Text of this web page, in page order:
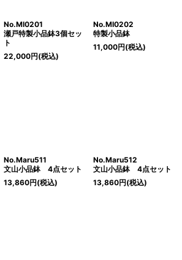
No.MI0201
瀬戸特製小品鉢3個セッ
ト
22,000円(税込)
No.MI0202
特製小品鉢
11,000円(税込)
No.Maru511
文山小品鉢 4点セット
13,860円(税込)
No.Maru512
文山小品鉢 4点セット
13,860円(税込)